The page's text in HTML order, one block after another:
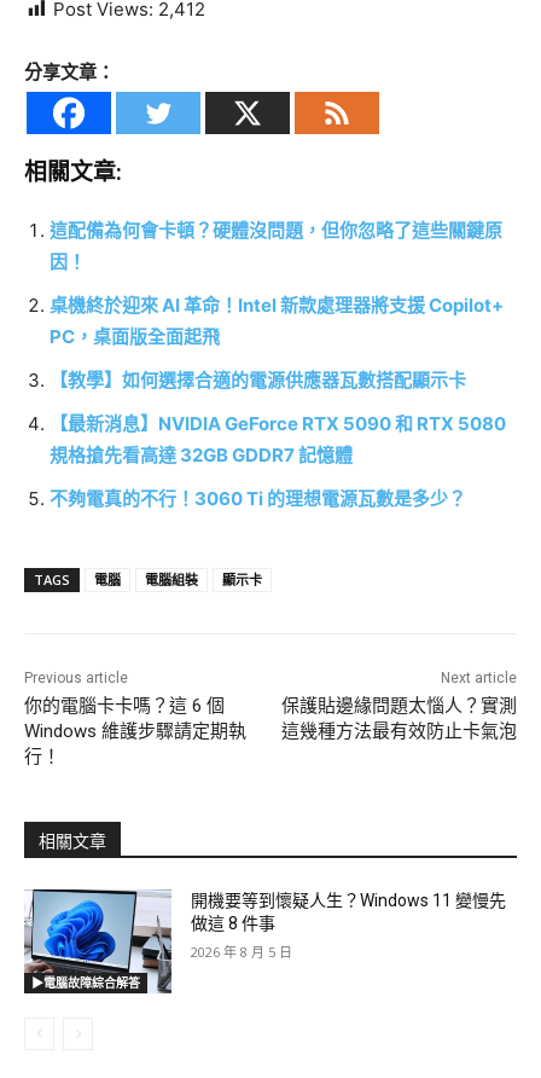
Post Views: 2,412
分享文章：
相關文章:
這配備為何會卡頓？硬體沒問題，但你忽略了這些關鍵原
因！
桌機終於迎來 AI 革命！Intel 新款處理器將支援 Copilot+
PC，桌面版全面起飛
【教學】如何選擇合適的電源供應器瓦數搭配顯示卡
【最新消息】NVIDIA GeForce RTX 5090 和 RTX 5080
規格搶先看高達 32GB GDDR7 記憶體
不夠電真的不行！3060 Ti 的理想電源瓦數是多少？
TAGS 電腦 電腦組裝 顯示卡
Previous article
你的電腦卡卡嗎？這 6 個
Windows 維護步驟請定期執
行！
Next article
保護貼邊緣問題太惱人？實測
這幾種方法最有效防止卡氣泡
相關文章
▶電腦故障綜合解答
開機要等到懷疑人生？Windows 11 變慢先
做這 8 件事
2026 年 8 月 5 日